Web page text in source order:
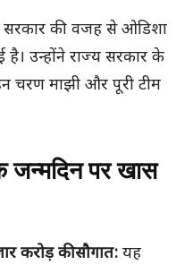
सरकार की वजह से ओडिशा
उन्होंने राज्य सरकार के
चरण माझी और पूरी टीम
के जन्मदिन पर खास
करोड़ की सौगात: यह